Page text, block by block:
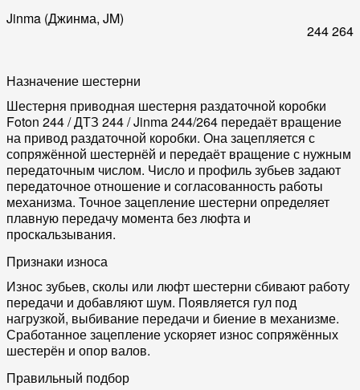
Jinma (Джинма, JM)
244264
Назначение шестерни
Шестерня приводная шестерня раздаточной коробки
Foton 244 / ДТЗ 244 / Jinma 244/264 передаёт вращение
на привод раздаточной коробки. Она зацепляется с
сопряжённой шестернёй и передаёт вращение с нужным
передаточным числом. Число и профиль зубьев задают
передаточное отношение и согласованность работы
механизма. Точное зацепление шестерни определяет
плавную передачу момента без люфта и
проскальзывания.
Признаки износа
Износ зубьев, сколы или люфт шестерни сбивают работу
передачи и добавляют шум. Появляется гул под
нагрузкой, выбивание передачи и биение в механизме.
Сработанное зацепление ускоряет износ сопряжённых
шестерён и опор валов.
Правильный подбор